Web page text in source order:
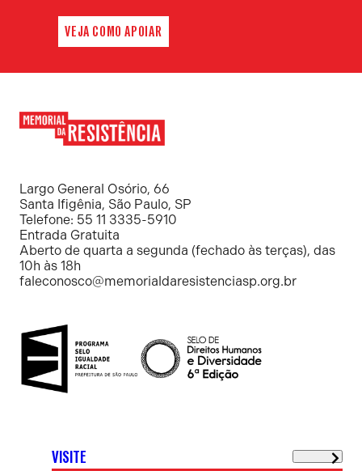
VEJA COMO APOIAR
Resistência
Largo General Osório, 66
Santa Ifigênia, São Paulo, SP
Telefone: 55 11 3335-5910
Entrada Gratuita
Aberto de quarta a segunda (fechado às terças), das
10h às 18h
faleconosco@memorialdaresistenciasp.org.br
VISITE